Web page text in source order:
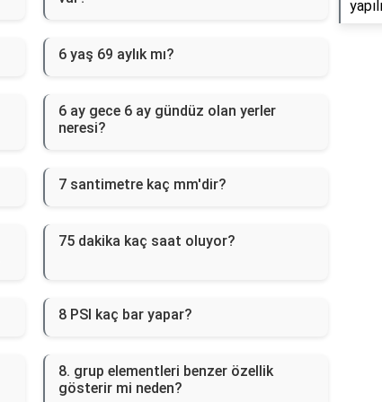
6 yaş 69 aylık mı?
6 ay gece 6 ay gündüz olan yerler
neresi?
7 santimetre kaç mm'dir?
75 dakika kaç saat oluyor?
8 PSI kaç bar yapar?
8. grup elementleri benzer özellik
gösterir mi neden?